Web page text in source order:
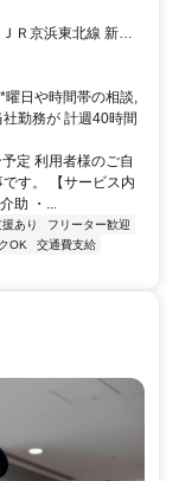
要★未経験者OK！働
でも手当で給与を補
Ｒ京浜東北線 新子
新子安」駅から徒
日や時間帯の相談,
勤務が 計週40時間
定 利用者様のご自
す。 【サービス内
助 ・...
あり
フリーター歓迎
OK
交通費支給